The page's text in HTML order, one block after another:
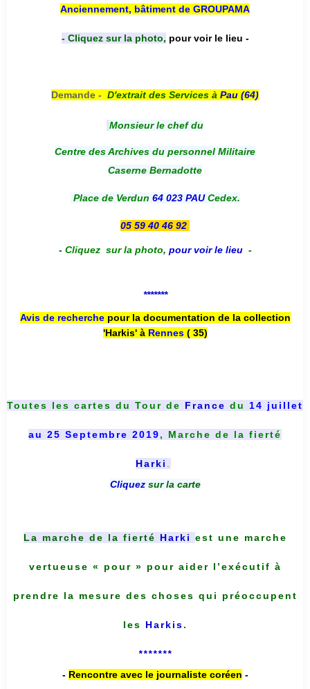
Anciennement, bâtiment de GROUPAMA
- Cliquez sur la photo, pour voir le lieu -
Demande - D'extrait des Services à Pau (64)
Monsieur le chef du
Centre des Archives du personnel Militaire
Caserne Bernadotte
Place de Verdun 64 023 PAUCedex.
05 59 40 46 92
- Cliquez sur la photo, pour voir le lieu -
*******
Avis de recherche pour la documentation de la collection
'Harkis' à Rennes( 35)
Toutes les cartes du Tour de France du 14 juillet
au 25 Septembre 2019, Marche de la fierté
Harki
Cliquez sur la carte
La marche de la fierté Harki est une marche
vertueuse « pour » pour aider l’exécutif à
prendre la mesure des choses qui préoccupent
les Harkis.
*******
- Rencontre avec le journaliste coréen -